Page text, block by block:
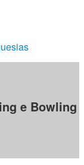
e Bowling